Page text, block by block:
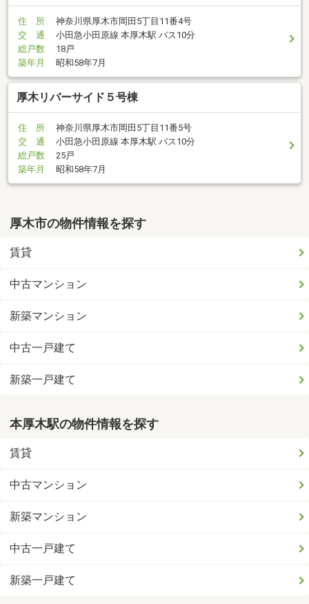
住 所
神奈川県厚木市岡田5丁目11番4号
交 通
小田急小田原線 本厚木駅 バス10分
総戸数
18戸
築年月
昭和58年7月
厚木リバーサイド５号棟
住 所
神奈川県厚木市岡田5丁目11番5号
交 通
小田急小田原線 本厚木駅 バス10分
総戸数
25戸
築年月
昭和58年7月
厚木市の物件情報を探す
賃貸
中古マンション
新築マンション
中古一戸建て
新築一戸建て
本厚木駅の物件情報を探す
賃貸
中古マンション
新築マンション
中古一戸建て
新築一戸建て